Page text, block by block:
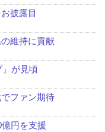
披露目
維持に貢献
」が見頃
ファン期待
円を支援